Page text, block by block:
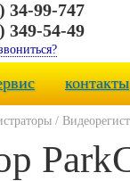
34-99-747
349-54-49
контакты
/